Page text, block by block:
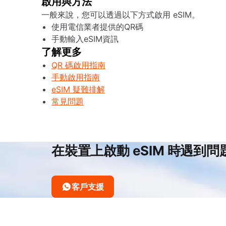
一般來說，您可以透過以下方式啟用 eSIM。
使用電信業者提供的QR碼
手動輸入eSIM資訊
了解更多
QR 碼啟用指南
手動啟用指南
eSIM 疑難排解
常見問題
在裝置上啟動 eSIM 時遇到問
客戶支援